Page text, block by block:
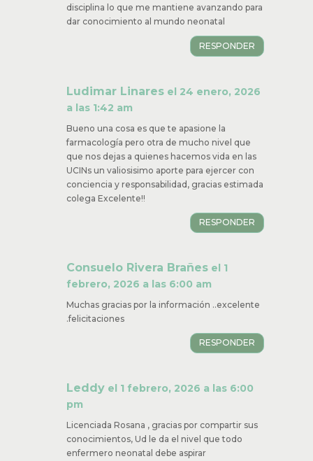
disciplina lo que me mantiene avanzando para
dar conocimiento al mundo neonatal
RESPONDER
Ludimar Linares el 24 enero, 2026
a las 1:42 am
Bueno una cosa es que te apasione la
farmacología pero otra de mucho nivel que
que nos dejas a quienes hacemos vida en las
UCINs un valiosisimo aporte para ejercer con
conciencia y responsabilidad, gracias estimada
colega Excelente!!
RESPONDER
Consuelo Rivera Brañes el 1
febrero, 2026 a las 6:00 am
Muchas gracias por la información ..excelente
.felicitaciones
RESPONDER
Leddy el 1 febrero, 2026 a las 6:00
pm
Licenciada Rosana , gracias por compartir sus
conocimientos, Ud le da el nivel que todo
enfermero neonatal debe aspirar